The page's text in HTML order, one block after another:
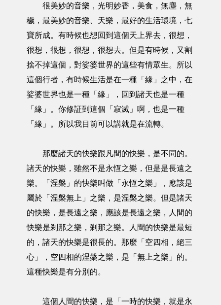
很美妙的音樂，光明妙香，美食，無塵，無
穢，最美妙的音樂、天樂，最好的生活環境，七
寶所成。有時候也想回到這個天上界去，很想，
很想，很想，很想，很想去。但是有時候，又割
捨不掉這個，對娑婆世界的這些有情眾生。所以
這個行者，有時候生活是在一種「緣」之中，在
娑婆世界也是一種「緣」，回到諸天也是一種
「緣」。你修証到這個「寂滅」啊，也是一種
「緣」。所以我目前可以講就是在流轉。
那麼諸天的快樂跟凡間的快樂，是不同的。
諸天的快樂，雖然不是永恆之樂，但是是長遠之
樂。「涅槃」的快樂叫做「永恆之樂」，應該是
屬於「涅槃無上」之樂，是涅槃之樂。但是諸天
的快樂，是長遠之樂，應該是長遠之樂，人間的
快樂是剎那之樂，剎那之樂。人間的快樂是最短
的，諸天的快樂是很長的。那麼「空四相，絕三
心」，空四相的涅槃之樂，是「無上之樂」的。
這種快樂是有分別的。
這個人間的快樂，是「一時的快樂，就是永